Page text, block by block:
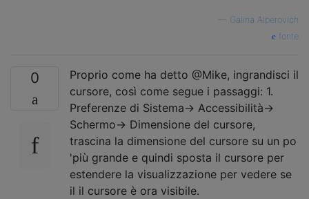
Galina Alperovich
fonte
0
Proprio come ha detto @Mike, ingrandisci il
cursore, così come segue i passaggi: 1.
Preferenze di Sistema-> Accessibilità->
Schermo-> Dimensione del cursore,
trascina la dimensione del cursore su un po
'più grande e quindi sposta il cursore per
estendere la visualizzazione per vedere se
il il cursore è ora visibile.